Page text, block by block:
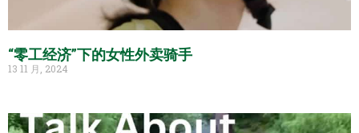
“零工经济”下的女性外卖骑手
13 11 月, 2024